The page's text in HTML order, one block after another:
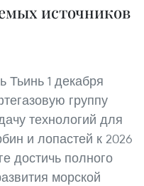
источников
1 декабря
группу
технологий для
и лопастей к 2026
достичь полного
морской